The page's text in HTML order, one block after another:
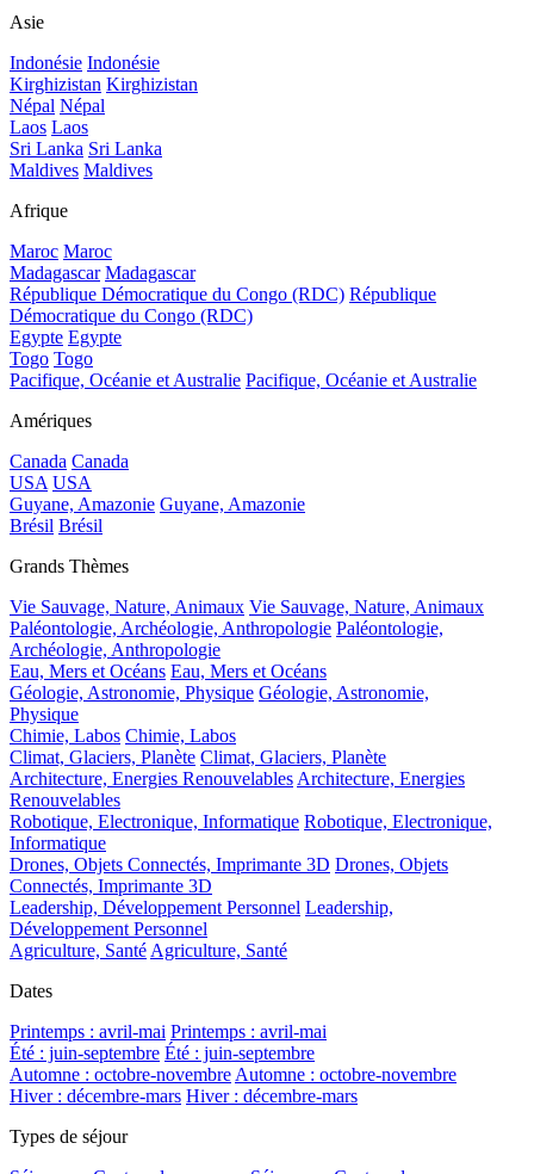
Asie
Indonésie Indonésie
Kirghizistan Kirghizistan
Népal Népal
Laos Laos
Sri Lanka Sri Lanka
Maldives Maldives
Afrique
Maroc Maroc
Madagascar Madagascar
République Démocratique du Congo (RDC) République
Démocratique du Congo (RDC)
Egypte Egypte
Togo Togo
Pacifique, Océanie et Australie Pacifique, Océanie et Australie
Amériques
Canada Canada
USA USA
Guyane, Amazonie Guyane, Amazonie
Brésil Brésil
Grands Thèmes
Vie Sauvage, Nature, Animaux Vie Sauvage, Nature, Animaux
Paléontologie, Archéologie, Anthropologie Paléontologie,
Archéologie, Anthropologie
Eau, Mers et Océans Eau, Mers et Océans
Géologie, Astronomie, Physique Géologie, Astronomie,
Physique
Chimie, Labos Chimie, Labos
Climat, Glaciers, Planète Climat, Glaciers, Planète
Architecture, Energies Renouvelables Architecture, Energies
Renouvelables
Robotique, Electronique, Informatique Robotique, Electronique,
Informatique
Drones, Objets Connectés, Imprimante 3D Drones, Objets
Connectés, Imprimante 3D
Leadership, Développement Personnel Leadership,
Développement Personnel
Agriculture, Santé Agriculture, Santé
Dates
Printemps : avril-mai Printemps : avril-mai
Été : juin-septembre Été : juin-septembre
Automne : octobre-novembre Automne : octobre-novembre
Hiver : décembre-mars Hiver : décembre-mars
Types de séjour